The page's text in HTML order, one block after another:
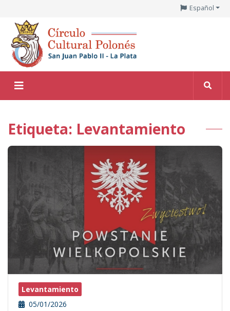
Español
Etiqueta: Levantamiento
Levantamiento
05/01/2026